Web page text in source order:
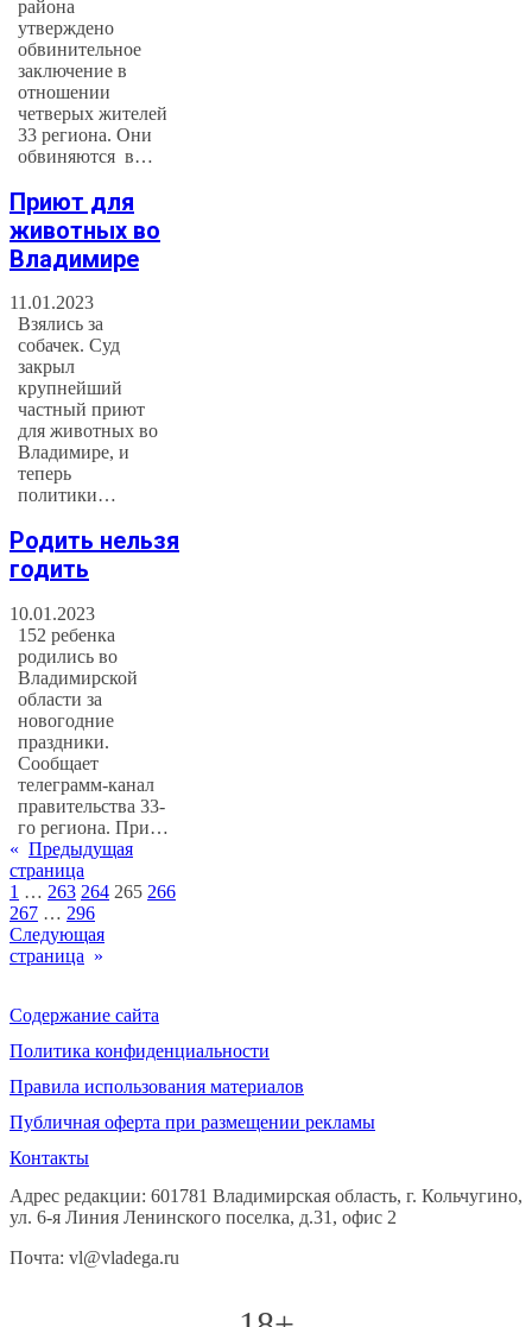
района
утверждено
обвинительное
заключение в
отношении
четверых жителей
33 региона. Они
обвиняются в…
Приют для
животных во
Владимире
11.01.2023
Взялись за
собачек. Суд
закрыл
крупнейший
частный приют
для животных во
Владимире, и
теперь
политики…
Родить нельзя
годить
10.01.2023
152 ребенка
родились во
Владимирской
области за
новогодние
праздники.
Сообщает
телеграмм-канал
правительства 33-
го региона. При…
« Предыдущая
страница
1 … 263 264 265 266
267 … 296
Следующая
страница »
Содержание сайта
Политика конфиденциальности
Правила использования материалов
Публичная оферта при размещении рекламы
Контакты
Адрес редакции: 601781 Владимирская область, г. Кольчугино,
ул. 6-я Линия Ленинского поселка, д.31, офис 2
Почта: vl@vladega.ru